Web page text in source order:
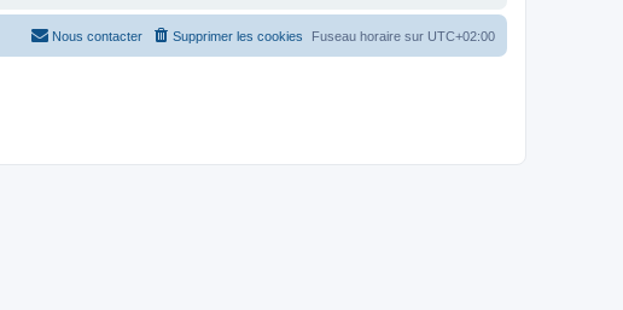
Fuseau horaire sur UTC+02:00
Supprimer les cookies
Nous contacter